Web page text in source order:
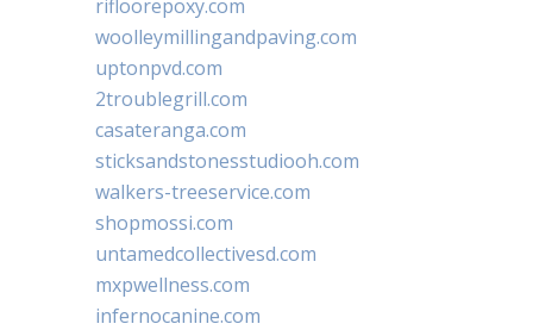
rifloorepoxy.com
woolleymillingandpaving.com
uptonpvd.com
2troublegrill.com
casateranga.com
sticksandstonesstudiooh.com
walkers-treeservice.com
shopmossi.com
untamedcollectivesd.com
mxpwellness.com
infernocanine.com